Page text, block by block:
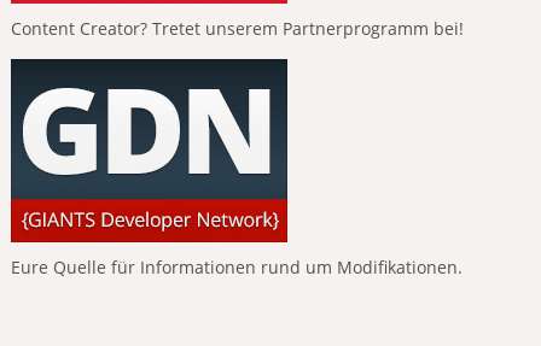
Content Creator? Tretet unserem Partnerprogramm bei!
Eure Quelle für Informationen rund um Modifikationen.